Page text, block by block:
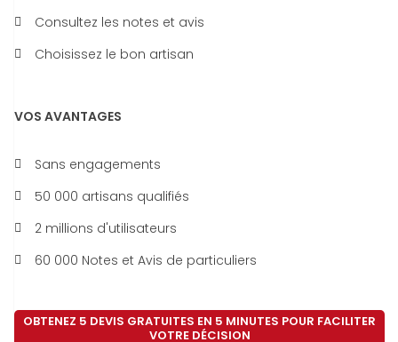
Consultez les notes et avis
Choisissez le bon artisan
VOS AVANTAGES
Sans engagements
50 000 artisans qualifiés
2 millions d'utilisateurs
60 000 Notes et Avis de particuliers
OBTENEZ 5 DEVIS GRATUITES EN 5 MINUTES POUR FACILITER
VOTRE DÉCISION